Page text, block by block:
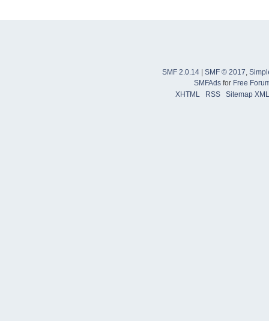
SMF 2.0.14 SMF © 2017
SMFAdsfor Free
XHTML
RSS Sitemap XML